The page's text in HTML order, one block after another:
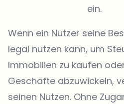
ein.
Wenn ein Nutzer seine
legal nutzen kann, um
Immobilien zu kaufen
Geschäfte abzuwickeln,
seinen Nutzen. Ohne